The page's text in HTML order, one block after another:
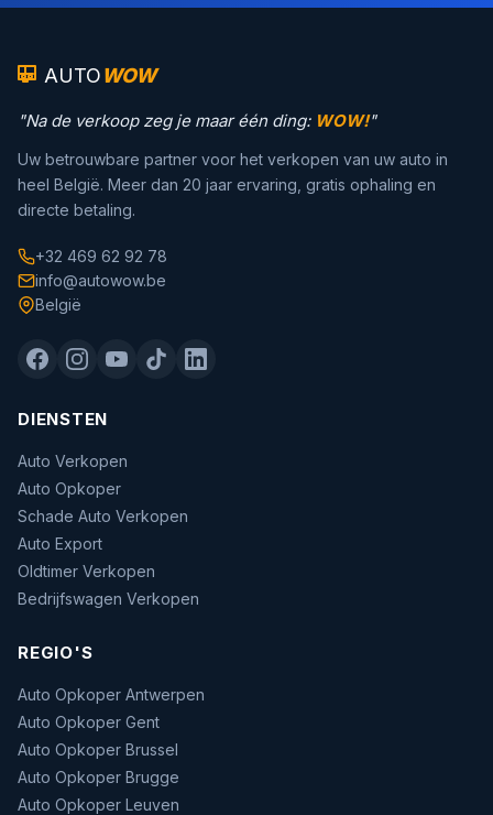
AUTOWOW
"Na de verkoop zeg je maar één ding: WOW!"
Uw betrouwbare partner voor het verkopen van uw auto in
heel België. Meer dan 20 jaar ervaring, gratis ophaling en
directe betaling.
+32 469 62 92 78
info@autowow.be
België
DIENSTEN
Auto Verkopen
Auto Opkoper
Schade Auto Verkopen
Auto Export
Oldtimer Verkopen
Bedrijfswagen Verkopen
REGIO'S
Auto Opkoper Antwerpen
Auto Opkoper Gent
Auto Opkoper Brussel
Auto Opkoper Brugge
Auto Opkoper Leuven